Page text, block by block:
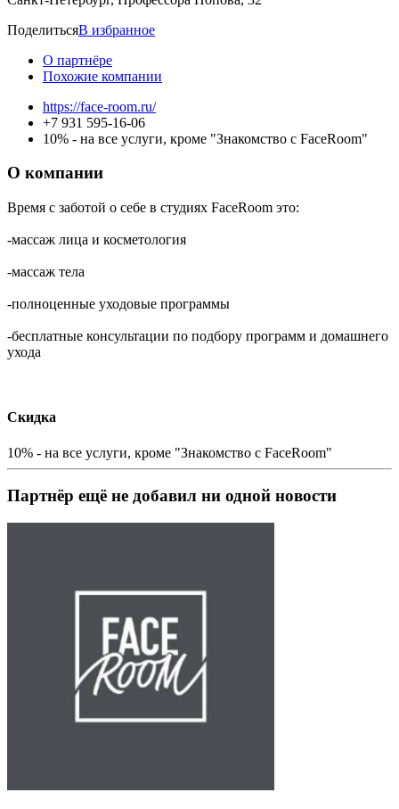
ПоделитьсяВ избранное
О партнёре
Похожие компании
https://face-room.ru/
+7 931 595-16-06
10% - на все услуги, кроме "Знакомство с FaceRoom"
О компании
Время с заботой о себе в студиях FaceRoom это:
-массаж лица и косметология
-массаж тела
-полноценные уходовые программы
-бесплатные консультации по подбору программ и домашнего
ухода
Скидка
10% - на все услуги, кроме "Знакомство с FaceRoom"
Партнёр ещё не добавил ни одной новости